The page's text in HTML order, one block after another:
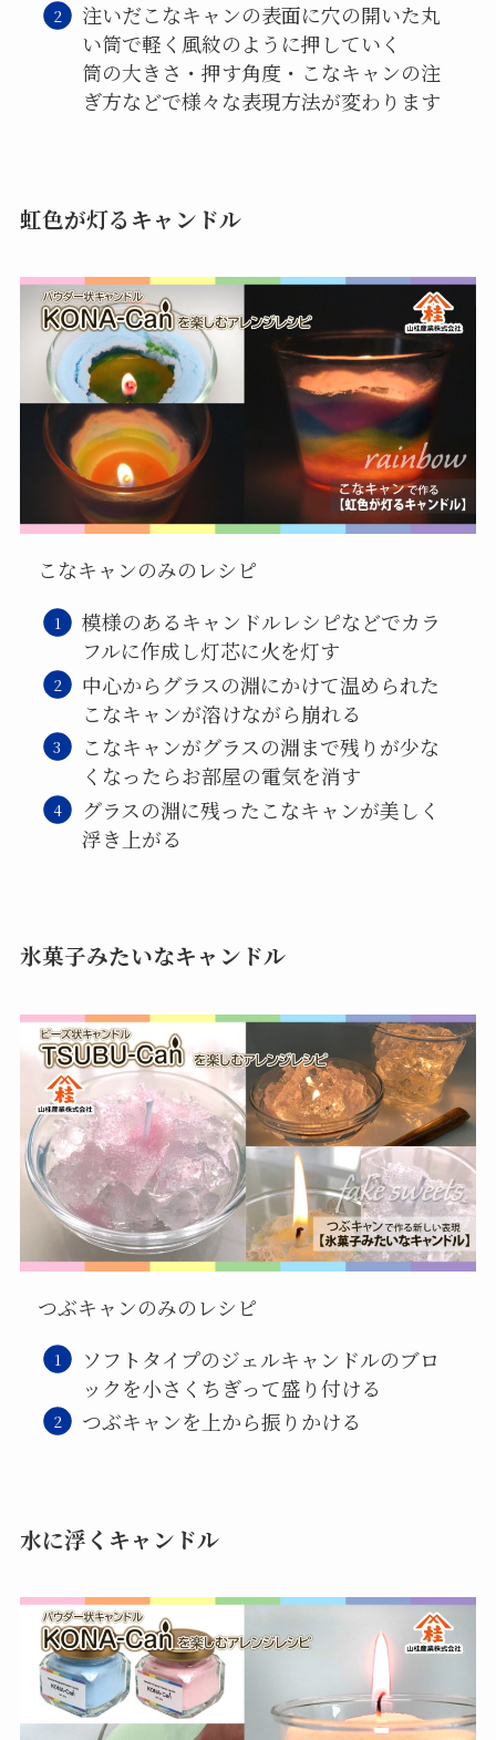
注いだこなキャンの表面に穴の開いた丸
い筒で軽く風紋のように押していく
筒の大きさ・押す角度・こなキャンの注
ぎ方などで様々な表現方法が変わります
虹色が灯るキャンドル
こなキャンのみのレシピ
模様のあるキャンドルレシピなどでカラ
フルに作成し灯芯に火を灯す
中心からグラスの淵にかけて温められた
こなキャンが溶けながら崩れる
こなキャンがグラスの淵まで残りが少な
くなったらお部屋の電気を消す
グラスの淵に残ったこなキャンが美しく
浮き上がる
氷菓子みたいなキャンドル
つぶキャンのみのレシピ
ソフトタイプのジェルキャンドルのブロ
ックを小さくちぎって盛り付ける
つぶキャンを上から振りかける
水に浮くキャンドル